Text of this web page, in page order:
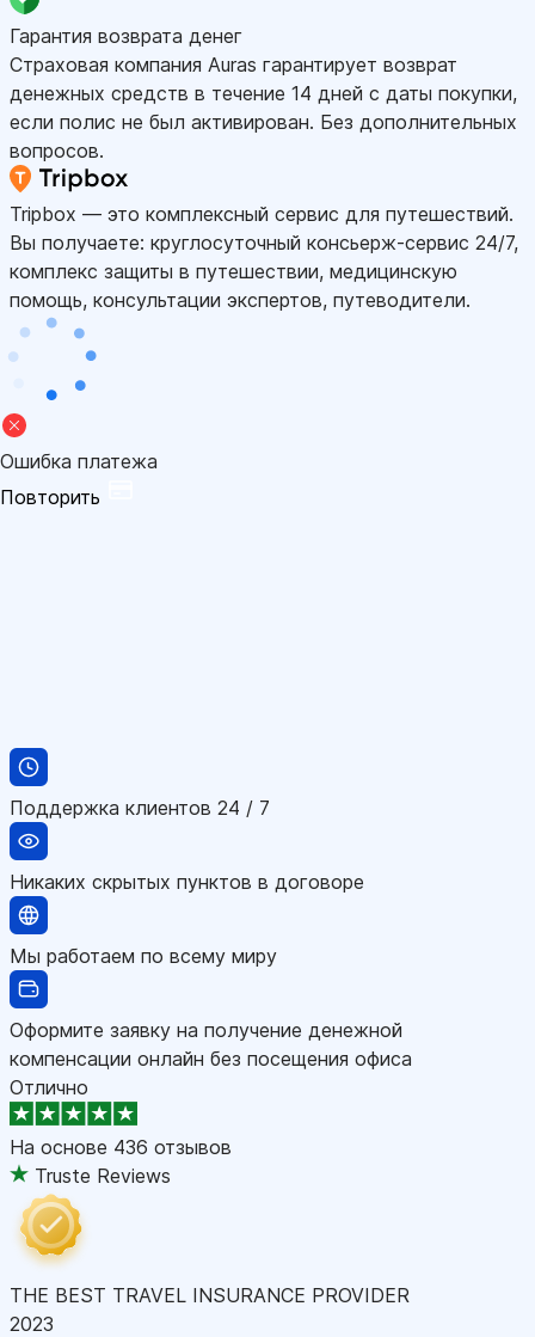
Гарантия возврата денег
Страховая компания Auras гарантирует возврат
денежных средств в течение 14 дней с даты покупки,
если полис не был активирован. Без дополнительных
вопросов.
Tripbox — это комплексный сервис для путешествий.
Вы получаете: круглосуточный консьерж-сервис 24/7,
комплекс защиты в путешествии, медицинскую
помощь, консультации экспертов, путеводители.
Ошибка платежа
Повторить
Поддержка клиентов 24 / 7
Никаких скрытых пунктов в договоре
Мы работаем по всему миру
Оформите заявку на получение денежной
компенсации онлайн без посещения офиса
Отлично
На основе 436 отзывов
Truste Reviews
THE BEST TRAVEL INSURANCE PROVIDER
2023